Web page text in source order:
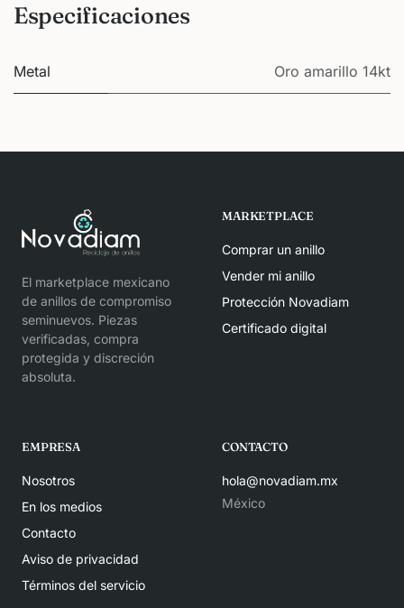
Especificaciones
Metal Oro amarillo 14kt
El marketplace mexicano
de anillos de compromiso
seminuevos. Piezas
verificadas, compra
protegida y discreción
absoluta.
MARKETPLACE
Comprar un anillo
Vender mi anillo
Protección Novadiam
Certificado digital
EMPRESA
Nosotros
En los medios
Contacto
Aviso de privacidad
Términos del servicio
CONTACTO
hola@novadiam.mx
México